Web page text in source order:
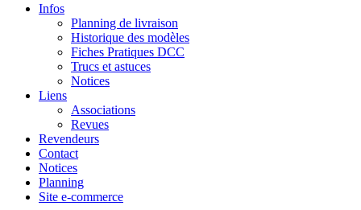
Infos
Planning de livraison
Historique des modèles
Fiches Pratiques DCC
Trucs et astuces
Notices
Liens
Associations
Revues
Revendeurs
Contact
Notices
Planning
Site e-commerce